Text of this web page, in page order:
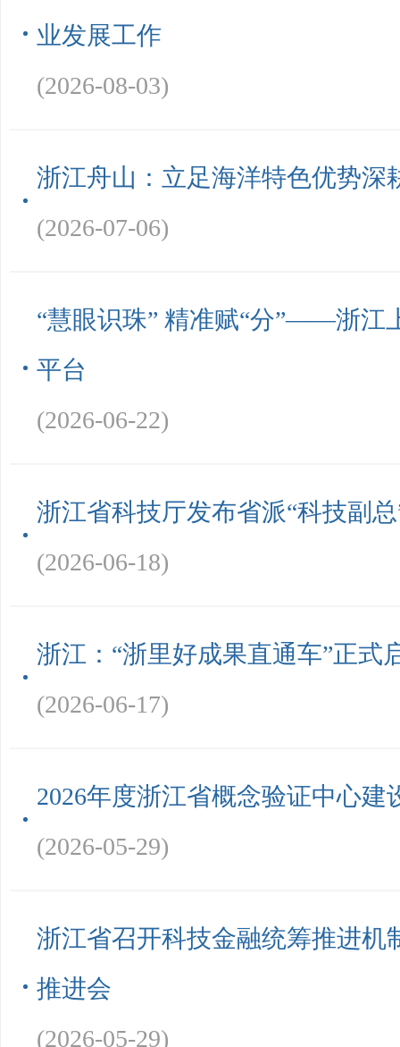
业发展工作
(2026-08-03)
浙江舟山：立足海洋特色优势深
(2026-07-06)
“慧眼识珠” 精准赋“分”——浙江
平台
(2026-06-22)
浙江省科技厅发布省派“科技副
(2026-06-18)
浙江：“浙里好成果直通车”正式
(2026-06-17)
2026年度浙江省概念验证中心
(2026-05-29)
浙江省召开科技金融统筹推进机
推进会
(2026-05-29)